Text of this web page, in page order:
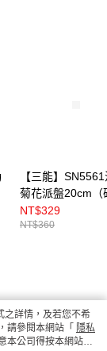
【三能】
菊花派盤20cm（
膜）
NT$329
NT$360
之詳情，及若您不希
請參閱本網站「 隱私
本公司得按本網站使